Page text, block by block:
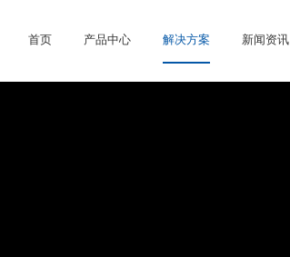
首页 产品中心 解决方案 新闻资讯